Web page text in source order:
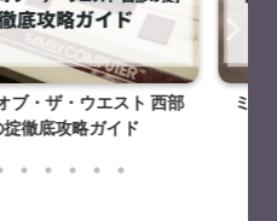
ウエスト 西部
略ガイド
ミッキーマ